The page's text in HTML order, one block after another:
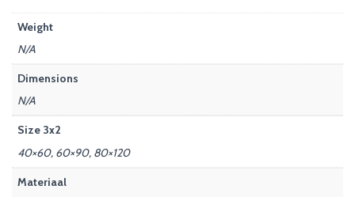
Weight
N/A
Dimensions
N/A
Size 3x2
40×60, 60×90, 80×120
Materiaal